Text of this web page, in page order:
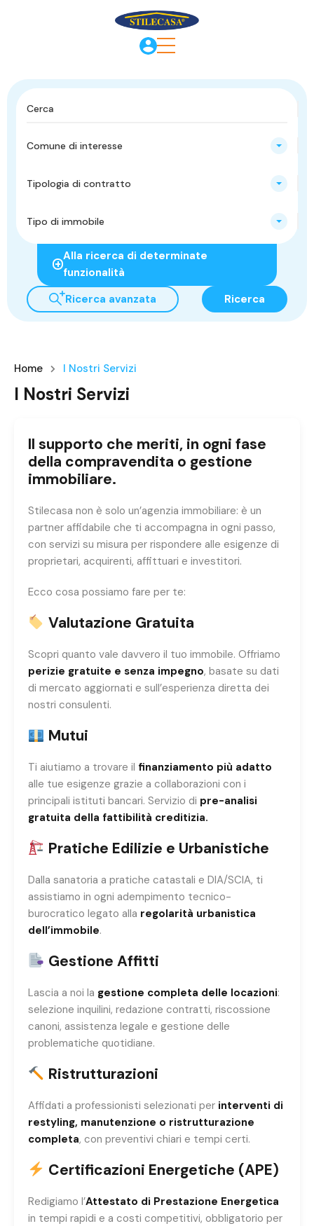
Comune di interesse
Tipologia di contratto
Tipo di immobile
Alla ricerca di determinate
funzionalità
Ricerca avanzata
Ricerca
Home I Nostri Servizi
I Nostri Servizi
Il supporto che meriti, in ogni fase
della compravendita o gestione
immobiliare.
Stilecasa non è solo un’agenzia immobiliare: è un
partner affidabile che ti accompagna in ogni passo,
con servizi su misura per rispondere alle esigenze di
proprietari, acquirenti, affittuari e investitori.
Ecco cosa possiamo fare per te:
Valutazione Gratuita
Scopri quanto vale davvero il tuo immobile. Offriamo
perizie gratuite e senza impegno, basate su dati
di mercato aggiornati e sull’esperienza diretta dei
nostri consulenti.
Mutui
Ti aiutiamo a trovare il finanziamento più adatto
alle tue esigenze grazie a collaborazioni con i
principali istituti bancari. Servizio di pre-analisi
gratuita della fattibilità creditizia.
Pratiche Edilizie e Urbanistiche
Dalla sanatoria a pratiche catastali e DIA/SCIA, ti
assistiamo in ogni adempimento tecnico-
burocratico legato alla regolarità urbanistica
dell’immobile.
Gestione Affitti
Lascia a noi la gestione completa delle locazioni:
selezione inquilini, redazione contratti, riscossione
canoni, assistenza legale e gestione delle
problematiche quotidiane.
Ristrutturazioni
Affidati a professionisti selezionati per interventi di
restyling, manutenzione o ristrutturazione
completa, con preventivi chiari e tempi certi.
Certificazioni Energetiche (APE)
Redigiamo l’Attestato di Prestazione Energetica
in tempi rapidi e a costi competitivi, obbligatorio per